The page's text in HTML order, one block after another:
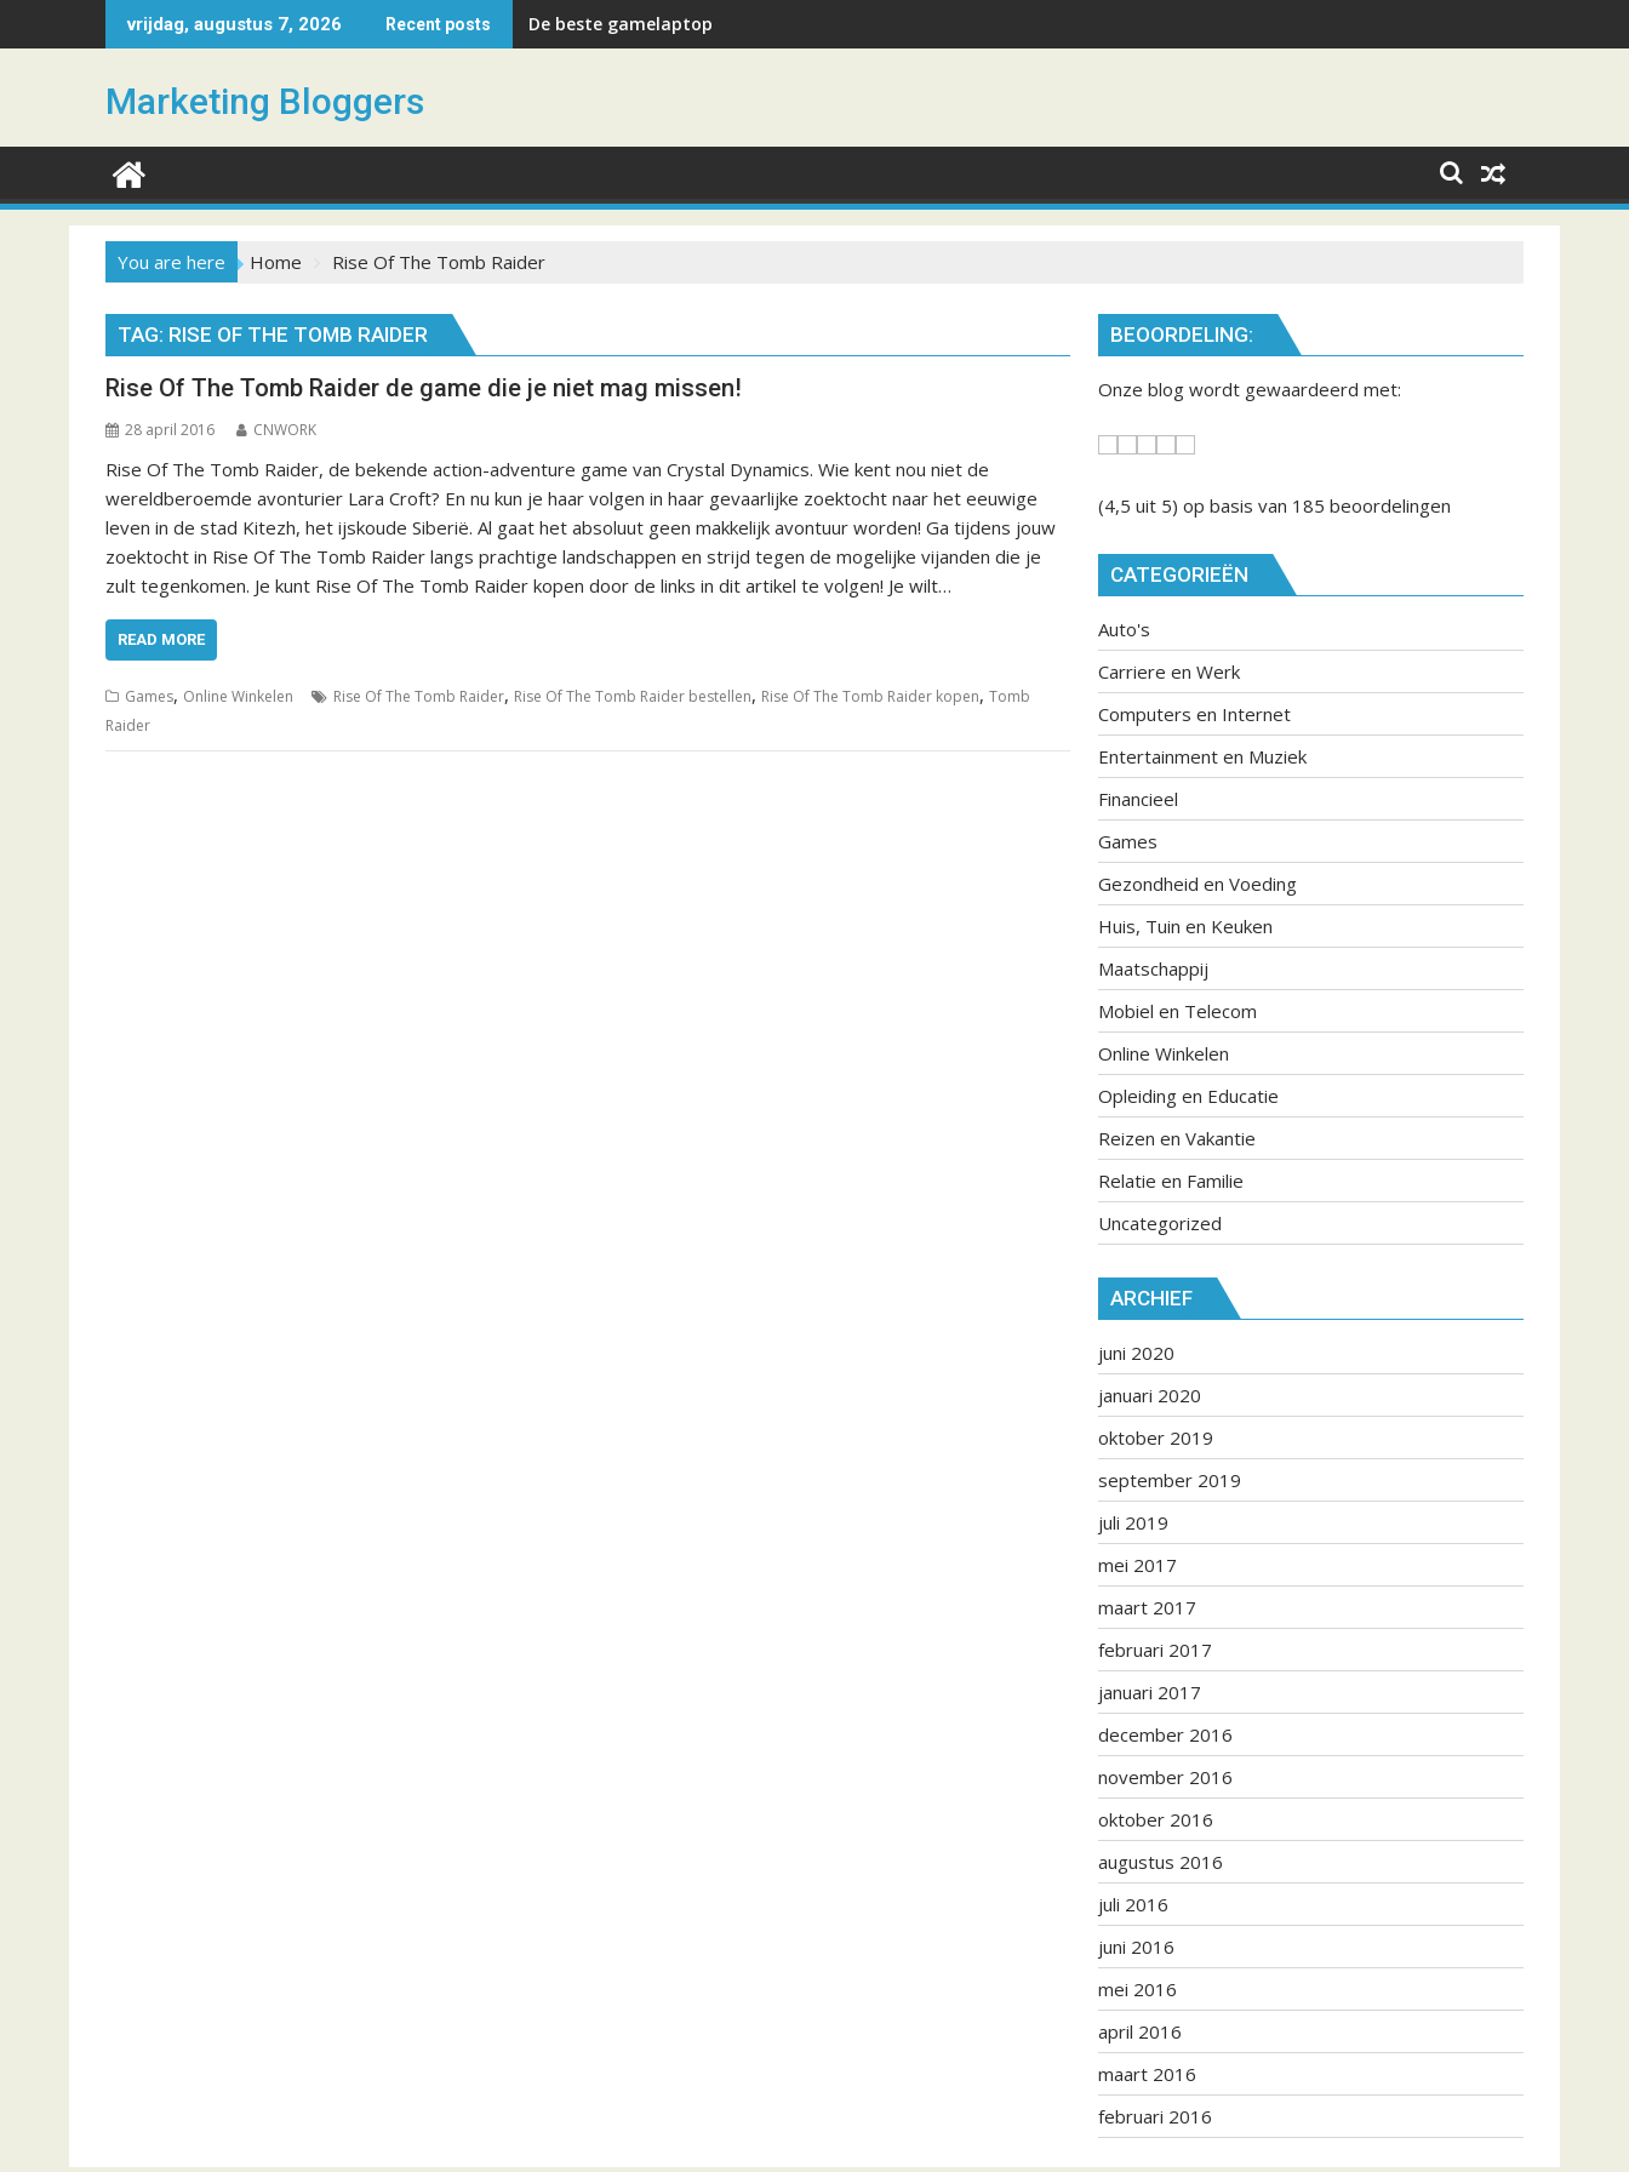
k
vrijdag, augustus 7, 2026 Recent posts De beste gamelaptop
Marketing Bloggers
You are here Home Rise Of The Tomb Raider
TAG: RISE OF THE TOMB RAIDER
Rise Of The Tomb Raider de game die je niet mag missen!
28 april 2016 CNWORK
Rise Of The Tomb Raider, de bekende action-adventure game van Crystal Dynamics. Wie kent nou niet de
wereldberoemde avonturier Lara Croft? En nu kun je haar volgen in haar gevaarlijke zoektocht naar het eeuwige
leven in de stad Kitezh, het ijskoude Siberië. Al gaat het absoluut geen makkelijk avontuur worden! Ga tijdens jouw
zoektocht in Rise Of The Tomb Raider langs prachtige landschappen en strijd tegen de mogelijke vijanden die je
zult tegenkomen. Je kunt Rise Of The Tomb Raider kopen door de links in dit artikel te volgen! Je wilt…
READ MORE
Games, Online Winkelen Rise Of The Tomb Raider, Rise Of The Tomb Raider bestellen, Rise Of The Tomb Raider kopen, Tomb
Raider
BEOORDELING:
Onze blog wordt gewaardeerd met:
(4,5 uit 5) op basis van 185 beoordelingen
CATEGORIEËN
Auto's
Carriere en Werk
Computers en Internet
Entertainment en Muziek
Financieel
Games
Gezondheid en Voeding
Huis, Tuin en Keuken
Maatschappij
Mobiel en Telecom
Online Winkelen
Opleiding en Educatie
Reizen en Vakantie
Relatie en Familie
Uncategorized
ARCHIEF
juni 2020
januari 2020
oktober 2019
september 2019
juli 2019
mei 2017
maart 2017
februari 2017
januari 2017
december 2016
november 2016
oktober 2016
augustus 2016
juli 2016
juni 2016
mei 2016
april 2016
maart 2016
februari 2016